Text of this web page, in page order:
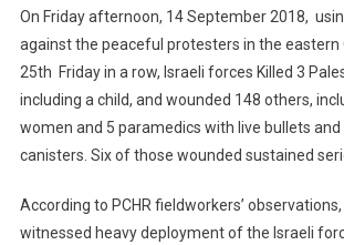
On Friday afternoon, 14 September 2018,
against the peaceful protesters in the eastern
25th Friday in a row, Israeli forces Killed 3
including a child, and wounded 148 others,
women and 5 paramedics with live bullets
canisters. Six of those wounded sustained
According to PCHR fieldworkers’
witnessed heavy deployment of the Israeli